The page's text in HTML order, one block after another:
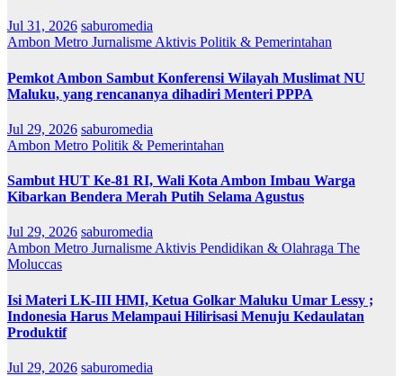
Jul 31, 2026 saburomedia
Ambon Metro Jurnalisme Aktivis Politik & Pemerintahan
Pemkot Ambon Sambut Konferensi Wilayah Muslimat NU
Maluku, yang rencananya dihadiri Menteri PPPA
Jul 29, 2026 saburomedia
Ambon Metro Politik & Pemerintahan
Sambut HUT Ke-81 RI, Wali Kota Ambon Imbau Warga
Kibarkan Bendera Merah Putih Selama Agustus
Jul 29, 2026 saburomedia
Ambon Metro Jurnalisme Aktivis Pendidikan & Olahraga The
Moluccas
Isi Materi LK-III HMI, Ketua Golkar Maluku Umar Lessy ;
Indonesia Harus Melampaui Hilirisasi Menuju Kedaulatan
Produktif
Jul 29, 2026 saburomedia